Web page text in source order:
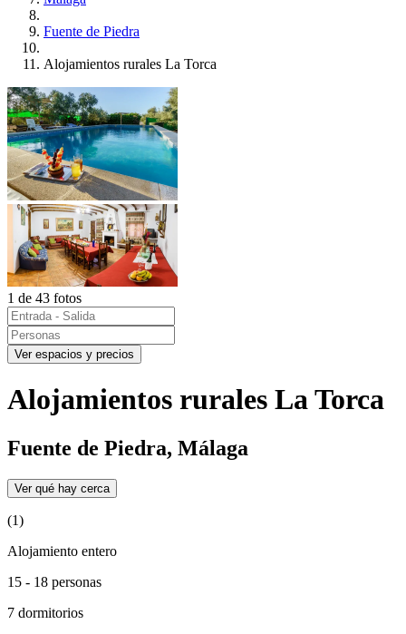
Fuente de Piedra
Alojamientos rurales La Torca
1 de 43 fotos
Ver espacios y precios
Alojamientos rurales La Torca
Fuente de Piedra, Málaga
Ver qué hay cerca
(1)
Alojamiento entero
15 - 18 personas
7 dormitorios